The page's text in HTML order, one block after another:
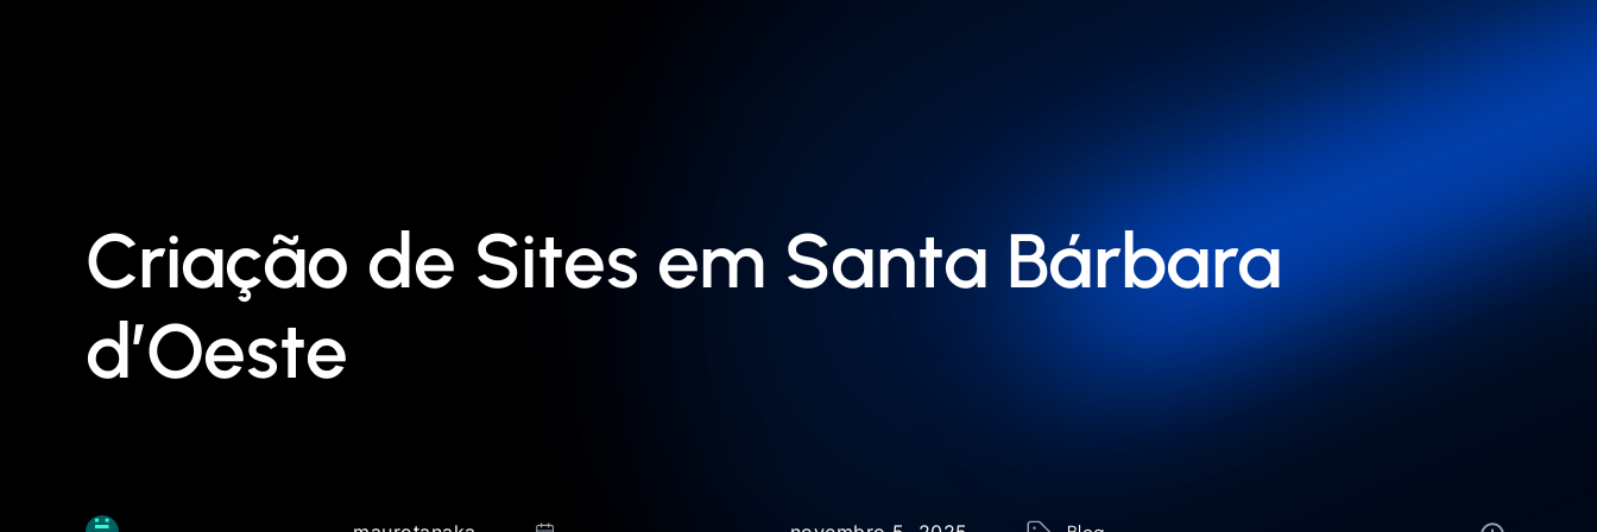
Criação de Sites em Santa Bárbara
d’Oeste